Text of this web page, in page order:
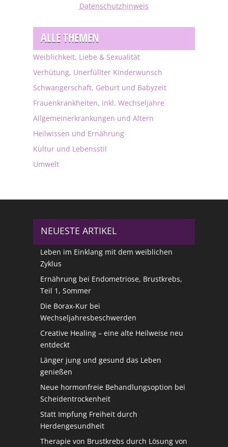
Datenschutzhinweis
ALLE THEMEN
Weiblichkeit, Liebe & Sexualität
Verhütung, Unerfüllter Kinderwunsch
Schwangerschaft, Geburt und Babyzeit
Frauenkrankheiten, inkl. Wechseljahre
Allgemeinerkrankungen und Altern
Heilwissen und Ernährung
Kultur und Lebensstil
Umwelt
NEUESTE ARTIKEL
Leben im Einklang mit dem weiblichen
Zyklus
Ernährung bei Endometriose, Brustkrebs,
Teil 1, Sommer
Die Borax-Kur bei
Wechseljahresbeschwerden
Creative Healing – eine alte Heilweise neu
entdeckt
Länger jung und gesund das Leben
genießen
Neue hormonfreie Behandlungsoption bei
Scheidentrockenheit
Statt Impfung Freiheit durch
Herdengesundheit
Therapie von Brustkrebs durch Lösung von